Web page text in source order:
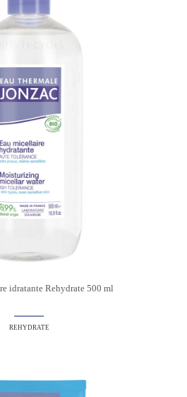
idratante Rehydrate 500 ml
REHYDRATE